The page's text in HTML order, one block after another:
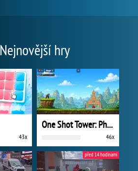
Nejnovější hry
43x
One Shot Tower: Physics Destroyer
46x
před 14 hodinami